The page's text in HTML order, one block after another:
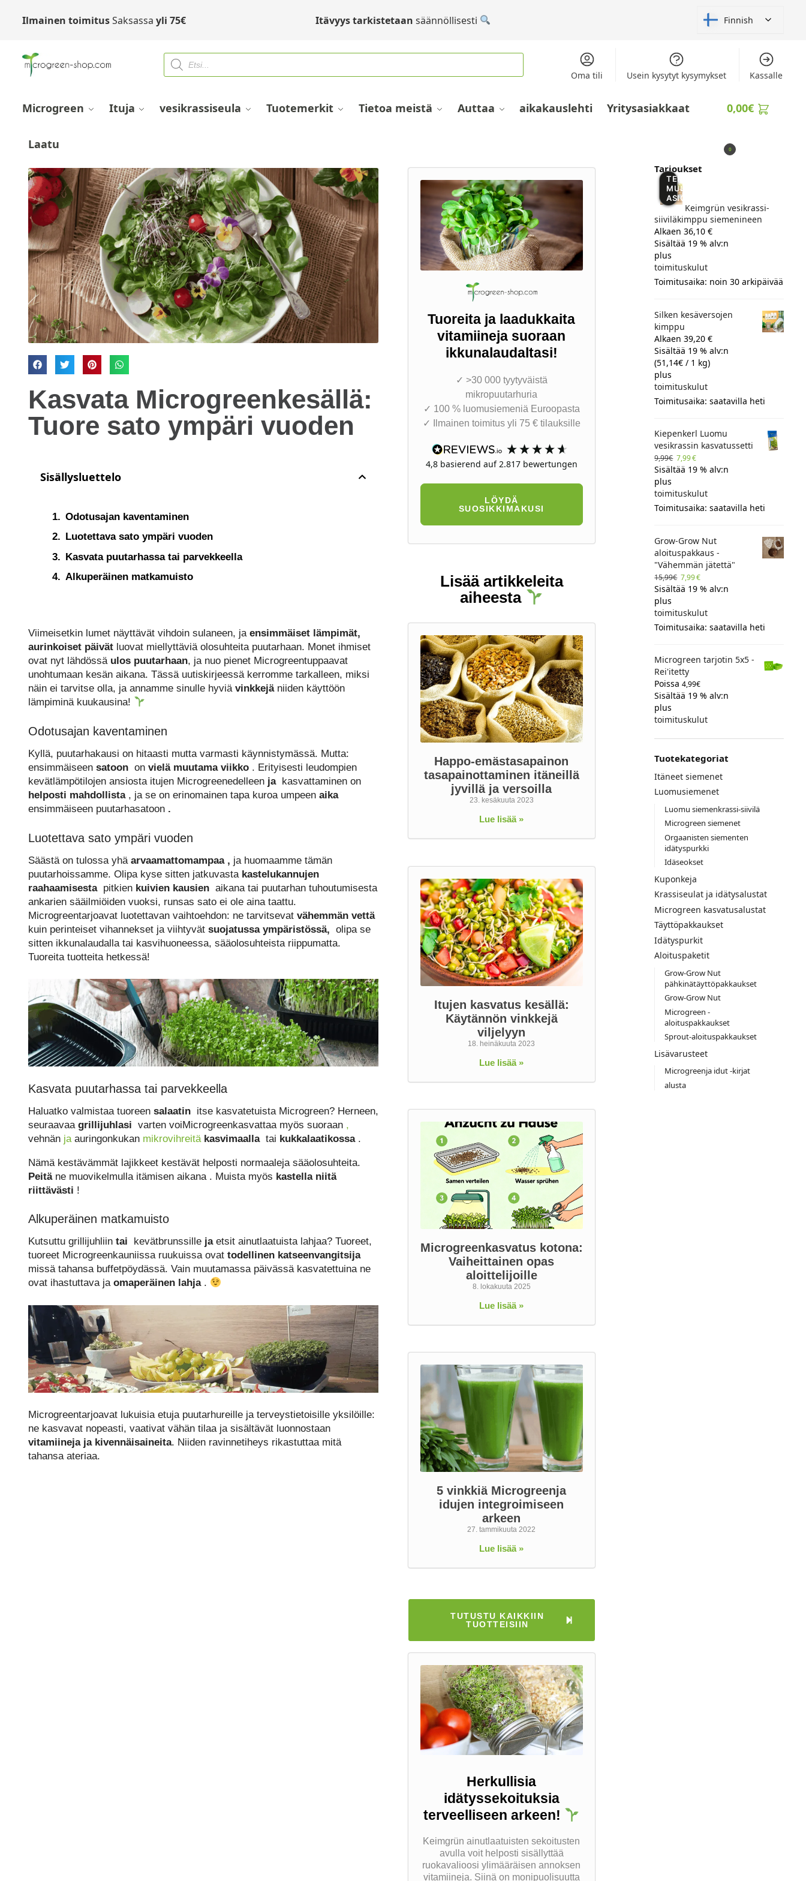
Ilmainen toimitusSaksassa yli 75€ Itävyys tarkistetaan säännöllisesti Finnish
Oma tili Usein kysytyt kysymykset Kassalle
Microgreen Ituja vesikrassiseula Tuotemerkit Tietoa meistä Auttaa aikakauslehti Yritysasiakkaat
Laatu
0,00€
0
Kasvata Microgreenkesällä:
Tuore sato ympäri vuoden
Sisällysluettelo
Odotusajan kaventaminen
Luotettava sato ympäri vuoden
Kasvata puutarhassa tai parvekkeella
Alkuperäinen matkamuisto
Viimeisetkin lumet näyttävät vihdoin sulaneen, ja ensimmäiset lämpimät,
aurinkoiset päivätluovat miellyttäviä olosuhteita puutarhaan. Monet ihmiset
ovat nyt lähdössä ulos puutarhaan, ja nuo pienet Microgreentuppaavat
unohtumaan kesän aikana. Tässä uutiskirjeessä kerromme tarkalleen, miksi
näin ei tarvitse olla, ja annamme sinulle hyviä vinkkejä niiden käyttöön
lämpiminä kuukausina!
Odotusajan kaventaminen
Kyllä, puutarhakausi on hitaasti mutta varmasti käynnistymässä. Mutta:
ensimmäiseen satoon on vielä muutama viikko. Erityisesti leudompien
kevätlämpötilojen ansiosta itujen Microgreenedelleen ja kasvattaminen on
helposti mahdollista, ja se on erinomainen tapa kuroa umpeen aika
ensimmäiseen puutarhasatoon .
Luotettava sato ympäri vuoden
Säästä on tulossa yhä arvaamattomampaa , ja huomaamme tämän
puutarhoissamme. Olipa kyse sitten jatkuvasta kastelukannujen
raahaamisesta pitkien kuivien kausien aikana tai puutarhan tuhoutumisesta
ankarien sääilmiöiden vuoksi, runsas sato ei ole aina taattu.
Microgreentarjoavat luotettavan vaihtoehdon: ne tarvitsevat vähemmän vettä
kuin perinteiset vihannekset ja viihtyvät suojatussa ympäristössä, olipa se
sitten ikkunalaudalla tai kasvihuoneessa, sääolosuhteista riippumatta.
Tuoreita tuotteita hetkessä!
Kasvata puutarhassa tai parvekkeella
Haluatko valmistaa tuoreen salaatin itse kasvatetuista Microgreen? Herneen,
seuraavaa grillijuhlasi varten voiMicrogreenkasvattaa myös suoraan ,
vehnän jaauringonkukan mikrovihreitä kasvimaalla tai kukkalaatikossa.
Nämä kestävämmät lajikkeet kestävät helposti normaaleja sääolosuhteita.
Peitäne muovikelmulla itämisen aikana . Muista myös kastella niitä
riittävästi !
Alkuperäinen matkamuisto
Kutsuttu grillijuhliin tai kevätbrunssille jaetsit ainutlaatuista lahjaa? Tuoreet,
tuoreet Microgreenkauniissa ruukuissa ovat todellinen katseenvangitsija
missä tahansa buffetpöydässä. Vain muutamassa päivässä kasvatettuina ne
ovat ihastuttava ja omaperäinen lahja.
Microgreentarjoavat lukuisia etuja puutarhureille ja terveystietoisille yksilöille:
ne kasvavat nopeasti, vaativat vähän tilaa ja sisältävät luonnostaan
vitamiineja ja kivennäisaineita. Niiden ravinnetiheys rikastuttaa mitä
tahansa ateriaa.
Tuoreita ja laadukkaita
vitamiineja suoraan
ikkunalaudaltasi!
✓ >30 000 tyytyväistä
mikropuutarhuria
✓ 100 % luomusiemeniä Euroopasta
✓ Ilmainen toimitus yli 75 € tilauksille
4,8 basierend auf 2.817bewertungen
LÖYDÄ
SUOSIKKIMAKUSI
Lisää artikkeleita
aiheesta
Happo-emästasapainon
tasapainottaminen itäneillä
jyvillä ja versoilla
23. kesäkuuta 2023
Lue lisää »
Itujen kasvatus kesällä:
Käytännön vinkkejä
viljelyyn
18. heinäkuuta 2023
Lue lisää »
Microgreenkasvatus kotona:
Vaiheittainen opas
aloittelijoille
8. lokakuuta 2025
Lue lisää »
5 vinkkiä Microgreenja
idujen integroimiseen
arkeen
27. tammikuuta 2022
Lue lisää »
TUTUSTU KAIKKIIN
TUOTTEISIIN
Herkullisia
idätyssekoituksia
terveelliseen arkeen!
Keimgrün ainutlaatuisten sekoitusten
avulla voit helposti sisällyttää
ruokavalioosi ylimääräisen annoksen
vitamiineja. Siinä on monipuolisuutta
Tarjoukset
TEKOÄLY
MUUTTAA
ASIOITA
Keimgrün vesikrassi-
siiviläkimppu siemenineen
Alkaen 36,10 €
Sisältää 19 % alv:n
plus
toimituskulut
Toimitusaika: noin 30 arkipäivää
Silken kesäversojen
kimppu
Alkaen 39,20 €
Sisältää 19 % alv:n
(51,14€ / 1 kg)
plus
toimituskulut
Toimitusaika: saatavilla heti
Kiepenkerl Luomu
vesikrassin kasvatussetti
9,99€ 7,99€
Sisältää 19 % alv:n
plus
toimituskulut
Toimitusaika: saatavilla heti
Grow-Grow Nut
aloituspakkaus -
"Vähemmän jätettä"
15,99€ 7,99€
Sisältää 19 % alv:n
plus
toimituskulut
Toimitusaika: saatavilla heti
Microgreen tarjotin 5x5 -
Rei'itetty
Poissa4,99€
Sisältää 19 % alv:n
plus
toimituskulut
Tuotekategoriat
Itäneet siemenet
Luomusiemenet
Luomu siemenkrassi-siivilä
Microgreen siemenet
Orgaanisten siementen
idätyspurkki
Idäseokset
Kuponkeja
Krassiseulat ja idätysalustat
Microgreen kasvatusalustat
Täyttöpakkaukset
Idätyspurkit
Aloituspaketit
Grow-Grow Nut
pähkinätäyttöpakkaukset
Grow-Grow Nut
Microgreen -
aloituspakkaukset
Sprout-aloituspakkaukset
Lisävarusteet
Microgreenja idut -kirjat
alusta